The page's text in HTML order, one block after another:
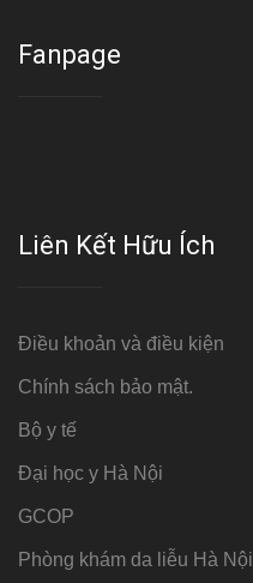
Fanpage
Liên Kết Hữu Ích
Điều khoản và điều kiện
Chính sách bảo mật.
Bộ y tế
Đại học y Hà Nội
GCOP
Phòng khám da liễu Hà Nội